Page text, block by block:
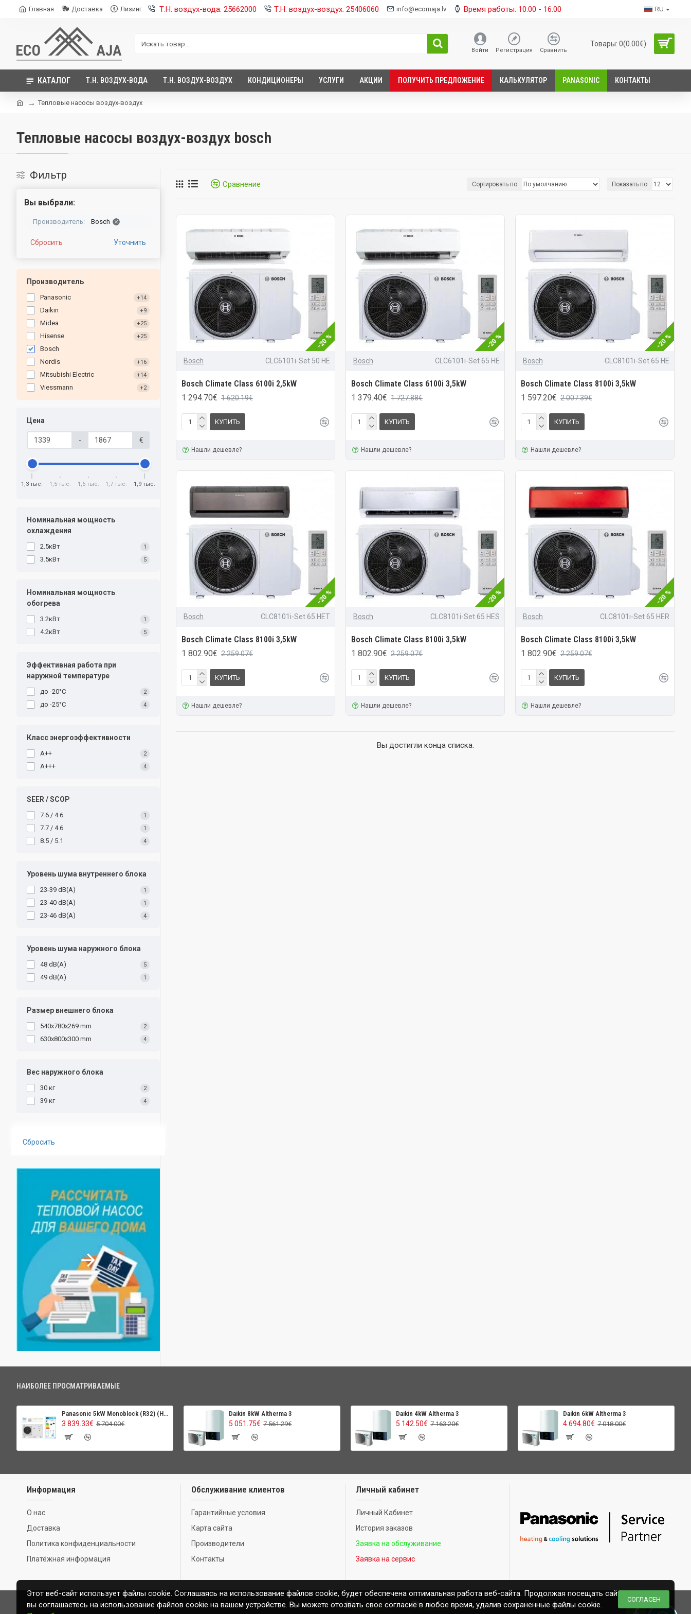
Главная Доставка Лизинг Т.Н. воздух-вода: 25662000 Т.Н. воздух-воздух: 25406060 info@ecomaja.lv Время работы: 10:00 - 16:00 RU
Войти Регистрация Сравнить
Товары: 0(0.00€)
КАТАЛОГ Т.Н. ВОЗДУХ-ВОДА Т.Н. ВОЗДУХ-ВОЗДУХ КОНДИЦИОНЕРЫ УСЛУГИ АКЦИИ ПОЛУЧИТЬ ПРЕДЛОЖЕНИЕ КАЛЬКУЛЯТОР PANASONIC КОНТАКТЫ
Тепловые насосы воздух-воздух
Тепловые насосы воздух-воздух bosch
Фильтр
Вы выбрали:
Производитель: Bosch
Сбросить Уточнить
Производитель
Panasonic +14
Daikin +9
Midea +25
Hisense +25
Bosch
Nordis
+16
Mitsubishi Electric +14
Viessmann +2
Цена
- €
1,3 тыс. 1,5 тыс. 1,6 тыс. 1,7 тыс. 1,9 тыс.
Номинальная мощность
охлаждения
2.5кВт 1
3.5кВт 5
Номинальная мощность
обогрева
3.2кВт 1
4.2кВт 5
Эффективная работа при
наружной температуре
до -20°C 2
до -25°C 4
Класс энергоэффективности
A++ 2
A+++ 4
SEER / SCOP
7.6 / 4.6 1
7.7 / 4.6 1
8.5 / 5.1 4
Уровень шума внутреннего блока
23-39 dB(A) 1
23-40 dB(A) 1
23-46 dB(A) 4
Уровень шума наружного блока
48 dB(A) 5
49 dB(A) 1
Размер внешнего блока
540x780x269 mm 2
630x800x300 mm 4
Вес наружного блока
30 кг 2
39 кг 4
Сбросить
Сравнение Сортировать по Показать по
-20 %
Bosch CLC6101i-Set 50 HE
Bosch Climate Class 6100i 2,5kW
1 294.70€ 1 620.19€
КУПИТЬ
Нашли дешевле?
-20 %
Bosch CLC6101i-Set 65 HE
Bosch Climate Class 6100i 3,5kW
1 379.40€ 1 727.88€
КУПИТЬ
Нашли дешевле?
-20 %
Bosch CLC8101i-Set 65 HE
Bosch Climate Class 8100i 3,5kW
1 597.20€ 2 007.39€
КУПИТЬ
Нашли дешевле?
-20 %
Bosch CLC8101i-Set 65 HET
Bosch Climate Class 8100i 3,5kW
1 802.90€ 2 259.07€
КУПИТЬ
Нашли дешевле?
-20 %
Bosch CLC8101i-Set 65 HES
Bosch Climate Class 8100i 3,5kW
1 802.90€ 2 259.07€
КУПИТЬ
Нашли дешевле?
-20 %
Bosch CLC8101i-Set 65 HER
Bosch Climate Class 8100i 3,5kW
1 802.90€ 2 259.07€
КУПИТЬ
Нашли дешевле?
Вы достигли конца списка.
НАИБОЛЕЕ ПРОСМАТРИВАЕМЫЕ
Panasonic 5kW Monoblock (R32) (High Perfomance)
3 839.33€ 5 704.00€
Daikin 8kW Altherma 3
5 051.75€ 7 561.29€
Daikin 4kW Altherma 3
5 142.50€ 7 163.20€
Daikin 6kW Altherma 3
4 694.80€ 7 018.00€
Информация
О нас
Доставка
Политика конфиденциальности
Платёжная информация
Обслуживание клиентов
Гарантийные условия
Карта сайта
Производители
Контакты
Личный кабинет
Личный Кабинет
История заказов
Заявка на обслуживание
Заявка на сервис
СОГЛАСЕН
Этот веб-сайт использует файлы cookie. Соглашаясь на использование файлов cookie, будет обеспечена оптимальная работа веб-сайта. Продолжая посещать сайт,
вы соглашаетесь на использование файлов cookie на вашем устройстве. Вы можете отозвать свое согласие в любое время, удалив сохраненные файлы cookie.